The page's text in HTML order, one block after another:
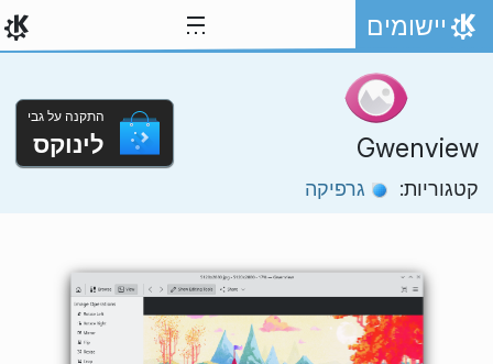
דילוג לתוכן
אתר הבית
יישומים
Gwenview
קטגוריות: גרפיקה
התקנה על גבי
לינוקס